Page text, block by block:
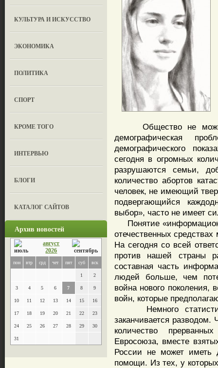
КУЛЬТУРА И ИСКУССТВО
ЭКОНОМИКА
ПОЛИТИКА
СПОРТ
КРОМЕ ТОГО
ИНТЕРВЬЮ
БЛОГИ
КАТАЛОГ САЙТОВ
Архив новостей
август
2026
пон втр срд чет пят суб вск
1 2
3 4 5 6 7 8 9
10 11 12 13 14 15 16
17 18 19 20 21 22 23
24 25 26 27 28 29 30
31
Общество не может
демографическая
демографического
сегодня в огромных
разрушаются семьи,
количество абортов
человек, не имеющий
подвергающийся
выбор», часто не имеет
Понятие
отечественных
На сегодня со всей
против нашей страны
составная часть
людей больше, чем
война нового
войн, которые
Немного
заканчивается
количество
Евросоюза, вместе
России не может иметь
помощи. Из тех, у